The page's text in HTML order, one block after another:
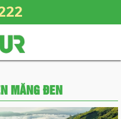
MĂNG ĐEN